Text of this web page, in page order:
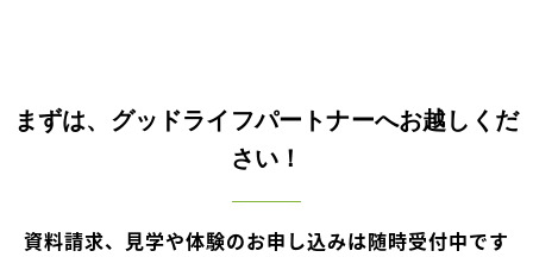
まずは、グッドライフパートナーへお越しくだ
さい！
資料請求、見学や体験のお申し込みは随時受付中です